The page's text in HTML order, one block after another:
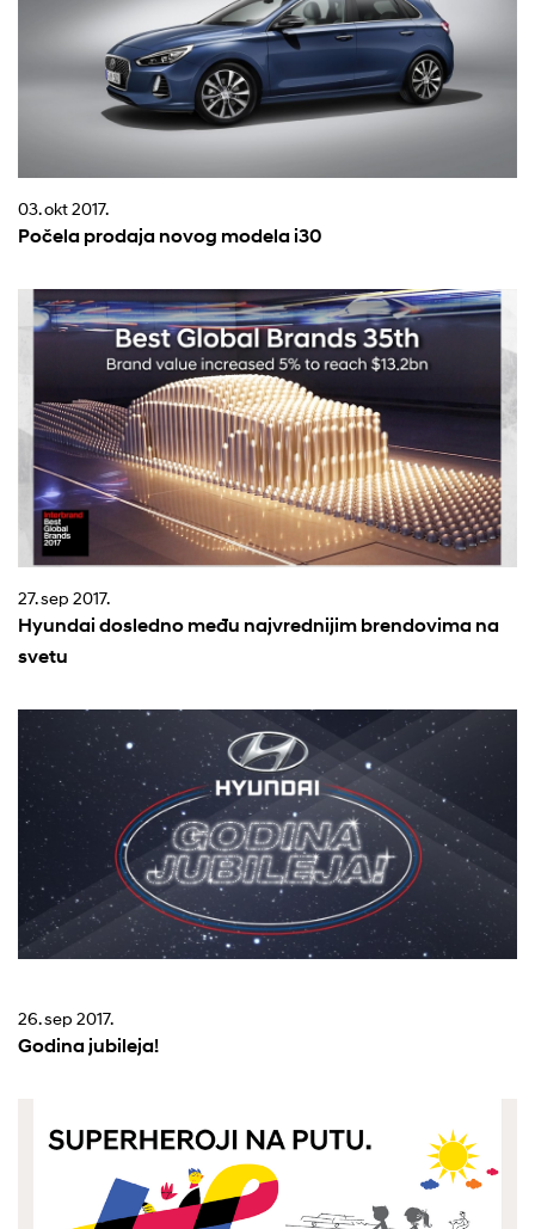
03. okt 2017.
Počela prodaja novog modela i30
27. sep 2017.
Hyundai dosledno među najvrednijim brendovima na
svetu
26. sep 2017.
Godina jubileja!